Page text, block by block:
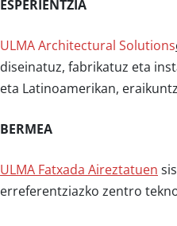
ESPERIENTZIA
ULMA Architectural Solutions
diseinatuz, fabrikatuz eta
eta Latinoamerikan,
BERMEA
ULMA Fatxada Aireztatuen
erreferentziazko zentro